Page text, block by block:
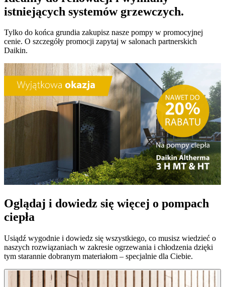
istniejących systemów grzewczych.
Tylko do końca grundia zakupisz nasze pompy w promocyjnej
cenie. O szczegóły promocji zapytaj w salonach partnerskich
Daikin.
Oglądaj i dowiedz się więcej o pompach
ciepła
Usiądź wygodnie i dowiedz się wszystkiego, co musisz wiedzieć o
naszych rozwiązaniach w zakresie ogrzewania i chłodzenia dzięki
tym starannie dobranym materiałom – specjalnie dla Ciebie.